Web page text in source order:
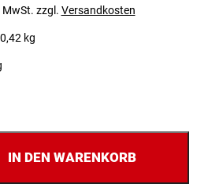
MwSt. zzgl. Versandkosten
kg
IN DEN WARENKORB